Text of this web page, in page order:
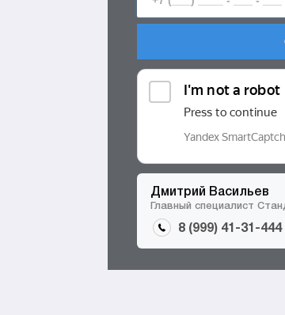
Дмитрий Васильев
Главный специалист
8 (999) 41-31-444